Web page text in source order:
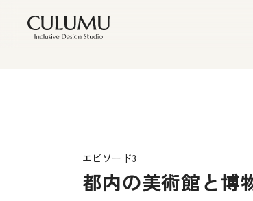
都内の美術館と博
エピソード3